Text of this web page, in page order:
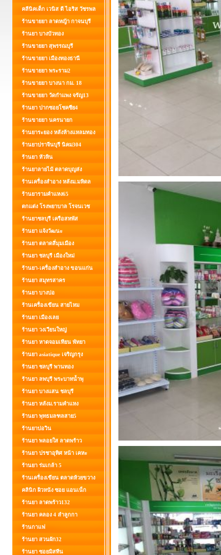
คลีนิคเด็ก เวนิส ดี ไอริส วัชรพล
ร้านขายยา ลาดหญ้า กาจนบุรี
ร้านยา บางบัวทอง
ร้านขายยา สุพรรณบุรี
ร้านขายยา เมืองทองธานี
ร้านขายยา พระราม2
ร้านขายยา บางนา กม. 18
ร้านขายยา วัดกำแพง จรัญ13
ร้านยา ปากซอยโชคชีย4
ร้านขายยา นครนายก
ร้านยาระยอง หลังห้างแหลมทอง
ร้านยาปราจีนบุรี นิคม304
ร้านยา หัวหิน
ร้านยาลายไม้ ตลาดบุญส่ง
ร้านเครื่องสำอาง หลังม.มหิดล
ร้านยารามคำแหง65
ตกแต่ง โรงพยาบาล โรจนเวช
ร้านยาชลบุรี เครือสหพัส
ร้านยา แจ้งวัฒนะ
ร้านยา ตลาดสี่มุมเมือง
ร้านยา ชลบุรี เมืองใหม่
ร้านยา-เครื่องสำอาง ขอนแก่น
ร้านยา สมุทรสาคร
ร้านยา บางบ่อ
ร้านเครื่องเขียน สายไหม
ร้านยา เมืองเลย
ร้านยา วงเวียนใหญ่
ร้านยา หาดจอมเทียน พัทยา
ร้านยา asiatique เจริญกรุง
ร้านยา ชลบุรี พานทอง
ร้านยา ลพบุรี พระบาทน้ำพุ
ร้านยา บางแสน ชลบุรี
ร้านยา หลังม.รามคำแหง
ร้านยา พุทธมลฑลสาย5
ร้านยาบ่อวิน
ร้านยา พลอยใส ลาดพร้าว
ร้านยา ปรชาอุทิศ หน้า เคหะ
ร้านยา ร่มเกล้า 5
ร้านเครื่องเขียน ตลาดห้วยขวาง
คลินิก ผิวหนัง ซอย แอนเน็ก
ร้านยา ลาดพร้าว132
ร้านยา คลอง 4 ลำลูกกา
ร้านกาแฟ
ร้านยา สวนผัก32
ร้านยา ซอยมิสทีน